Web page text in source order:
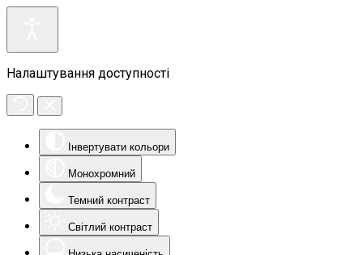
Налаштування доступності
Інвертувати кольори
Монохромний
Темний контраст
Світлий контраст